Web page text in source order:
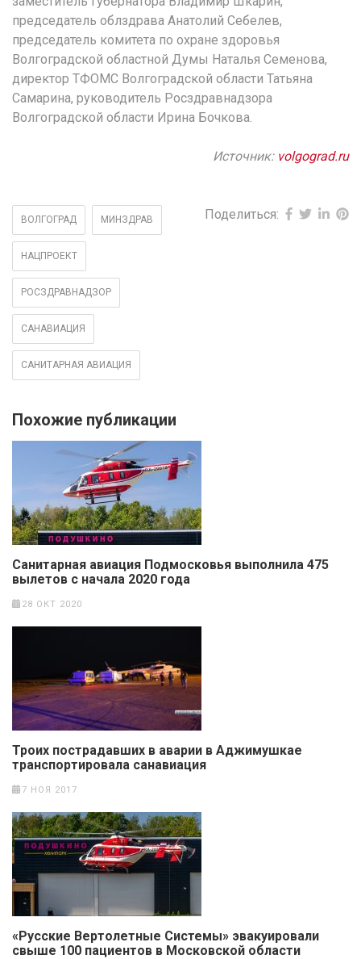
председатель облздрава Анатолий Себелев,
председатель комитета по охране здоровья
Волгоградской областной Думы Наталья Семенова,
директор ТФОМС Волгоградской области Татьяна
Самарина, руководитель Росздравнадзора
Волгоградской области Ирина Бочкова.
Источник: volgograd.ru
ВОЛГОГРАД МИНЗДРАВ
НАЦПРОЕКТ
РОСЗДРАВНАДЗОР
САНАВИАЦИЯ
САНИТАРНАЯ АВИАЦИЯ
Поделиться:
Похожие публикации
Санитарная авиация Подмосковья выполнила 475
вылетов с начала 2020 года
28 ОКТ 2020
Троих пострадавших в аварии в Аджимушкае
транспортировала санавиация
7 НОЯ 2017
«Русские Вертолетные Системы» эвакуировали
свыше 100 пациентов в Московской области